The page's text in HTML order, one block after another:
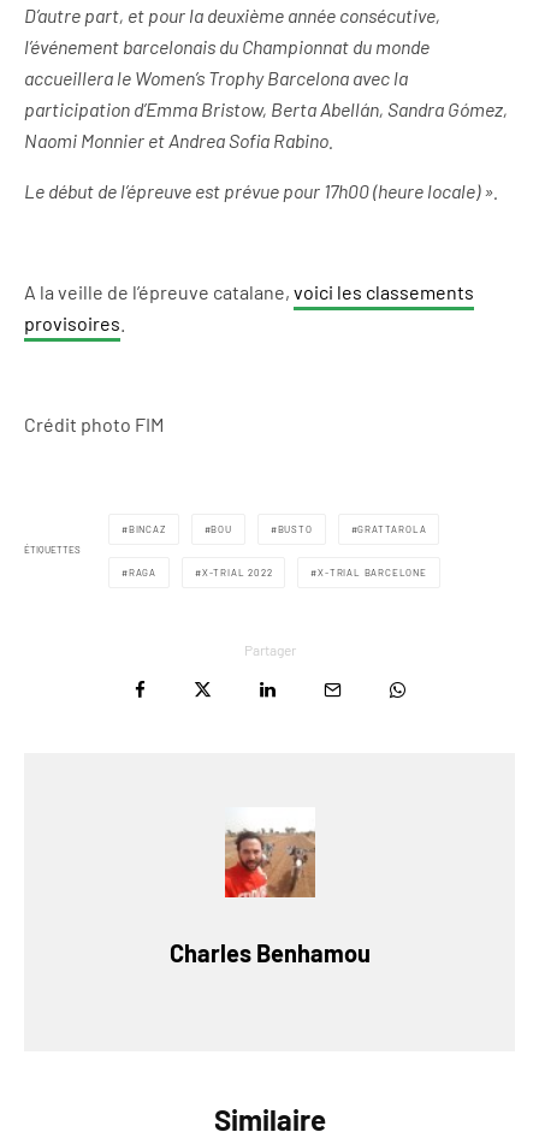
D’autre part, et pour la deuxième année consécutive,
l’événement barcelonais du Championnat du monde
accueillera le Women’s Trophy Barcelona avec la
participation d’Emma Bristow, Berta Abellán, Sandra Gómez,
Naomi Monnier et Andrea Sofia Rabino.
Le début de l’épreuve est prévue pour 17h00 (heure locale) ».
A la veille de l’épreuve catalane, voici les classements
provisoires
Crédit photo FIM
ÉTIQUETTES
BINCAZ BOU BUSTO GRATTAROLA
RAGA X-TRIAL 2022 X-TRIAL BARCELONE
Partager
Charles Benhamou
Similaire